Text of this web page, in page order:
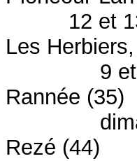
12 et 13
Les
9 et 10
Rezé